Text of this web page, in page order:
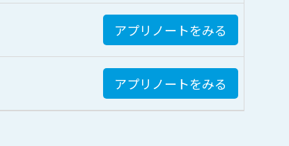
アプリノートをみる
アプリノートをみる